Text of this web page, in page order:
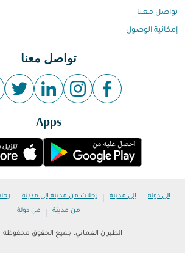
تواصل معنا
إمكانية الوصول
تواصل معنا
Apps
إلى دولة | إلى مدينة | رحلات من مدينة إلى مدينة |
من مدينة | من دولة
الطيران العماني. جميع الحقوق محفوظة. ©